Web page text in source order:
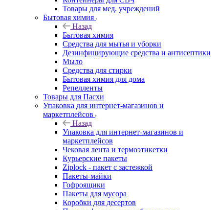
Товары для мед. учреждений
Бытовая химия
Назад
Бытовая химия
Средства для мытья и уборки
Дезинфицирующие средства и антисептики
Мыло
Средства для стирки
Бытовая химия для дома
Репелленты
Товары для Пасхи
Упаковка для интернет-магазинов и
маркетплейсов
Назад
Упаковка для интернет-магазинов и
маркетплейсов
Чековая лента и термоэтикетки
Курьерские пакеты
Ziplock - пакет с застежкой
Пакеты-майки
Гофроящики
Пакеты для мусора
Коробки для десертов